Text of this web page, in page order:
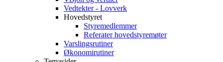
Vedtekter - Lovverk
Hovedstyret
Styremedlemmer
Referater hovedstyremøter
Varslingsrutiner
Økonomirutiner